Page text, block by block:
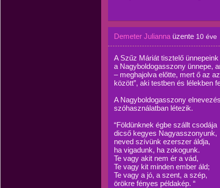
Demeter Julianna üzente 10 éve
A Szűz Máriát tisztelő
a Nagyboldogasszony ünnepe,
– meghajolva előtte, mert ő az
között”, aki testben és lélekben
A Nagyboldogasszony
szóhasználatban létezik.
“Földünknek égbe szállt csodája
dicső kegyes Nagyasszonyunk,
neved szívünk ezerszer áldja,
ha vigadunk, ha zokogunk.
Te vagy akit nem ér a vád,
Te vagy kit minden ember áld;
Te vagy a jó, a szent, a szép,
örökre fényes példakép. “